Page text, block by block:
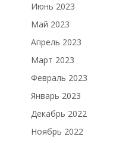
Июнь 2023
Май 2023
Апрель 2023
Март 2023
Февраль 2023
Январь 2023
Декабрь 2022
Ноябрь 2022